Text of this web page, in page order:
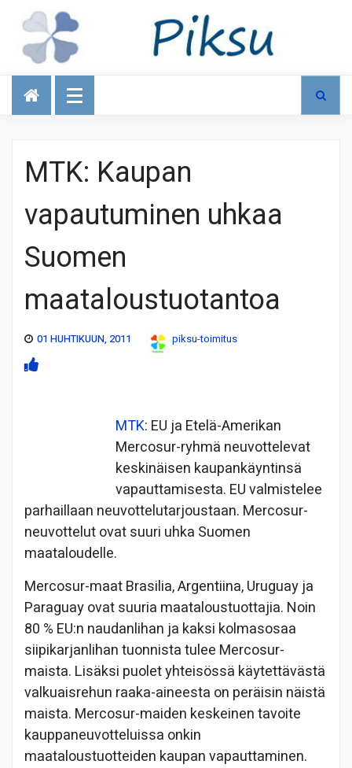
Talous
MTK: Kaupan
vapautuminen uhkaa
Suomen
maataloustuotantoa
01 HUHTIKUUN, 2011 piksu-toimitus
MTK: EU ja Etelä-Amerikan
Mercosur-ryhmä neuvottelevat
keskinäisen kaupankäyntinsä
vapauttamisesta. EU valmistelee
parhaillaan neuvottelutarjoustaan. Mercosur-
neuvottelut ovat suuri uhka Suomen
maataloudelle.
Mercosur-maat Brasilia, Argentiina, Uruguay ja
Paraguay ovat suuria maataloustuottajia. Noin
80 % EU:n naudanlihan ja kaksi kolmasosaa
siipikarjanlihan tuonnista tulee Mercosur-
maista. Lisäksi puolet yhteisössä käytettävästä
valkuaisrehun raaka-aineesta on peräisin näistä
maista. Mercosur-maiden keskeinen tavoite
kauppaneuvotteluissa onkin
maataloustuotteiden kaupan vapauttaminen.